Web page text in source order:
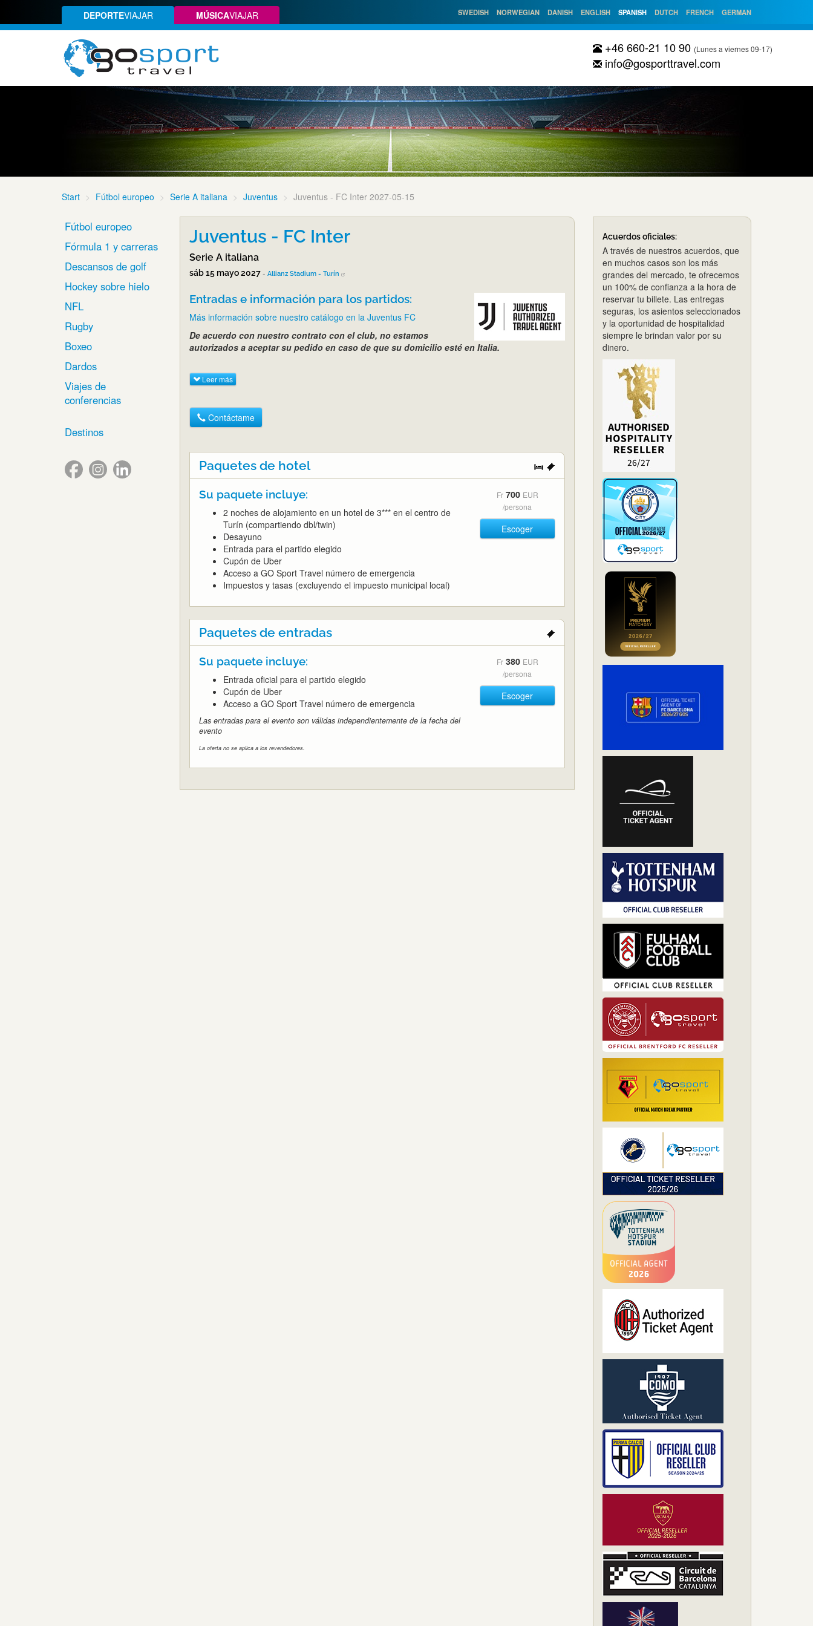
DEPORTEVIAJAR MÚSICAVIAJAR SWEDISH NORWEGIAN DANISH ENGLISH SPANISH DUTCH FRENCH GERMAN
+46 660-21 10 90 (Lunes a viernes 09-17)
info@gosporttravel.com
Start Fútbol europeo Serie A italiana Juventus Juventus - FC Inter 2027-05-15
Fútbol europeo
Fórmula 1 y carreras
Descansos de golf
Hockey sobre hielo
NFL
Rugby
Boxeo
Dardos
Viajes de
conferencias
Destinos
Juventus - FC Inter
Serie A italiana
sáb 15 mayo 2027 - Allianz Stadium - Turín
Entradas e información para los partidos:
Más información sobre nuestro catálogo en la Juventus FC
De acuerdo con nuestro contrato con el club, no estamos
autorizados a aceptar su pedido en caso de que su domicilio esté en Italia.
Leer más
Contáctame
Paquetes de hotel
Su paquete incluye:
2 noches de alojamiento en un hotel de 3*** en el centro de
Turín (compartiendo dbl/twin)
Desayuno
Entrada para el partido elegido
Cupón de Uber
Acceso a GO Sport Travel número de emergencia
Impuestos y tasas (excluyendo el impuesto municipal local)
Fr 700 EUR
/persona
Escoger
Paquetes de entradas
Su paquete incluye:
Entrada oficial para el partido elegido
Cupón de Uber
Acceso a GO Sport Travel número de emergencia
Las entradas para el evento son válidas independientemente de la fecha del
evento
La oferta no se aplica a los revendedores.
Fr 380 EUR
/persona
Escoger
Acuerdos oficiales:
A través de nuestros acuerdos, que
en muchos casos son los más
grandes del mercado, te ofrecemos
un 100% de confianza a la hora de
reservar tu billete. Las entregas
seguras, los asientos seleccionados
y la oportunidad de hospitalidad
siempre le brindan valor por su
dinero.